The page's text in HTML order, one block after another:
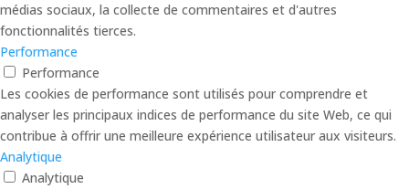
médias sociaux, la collecte de commentaires et d'autres
fonctionnalités tierces.
Performance
Performance
Les cookies de performance sont utilisés pour comprendre et
analyser les principaux indices de performance du site Web, ce qui
contribue à offrir une meilleure expérience utilisateur aux visiteurs.
Analytique
Analytique